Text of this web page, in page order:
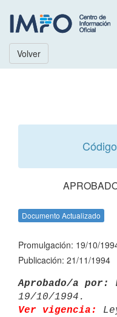
Volver
Documento Actualizado
Promulgación: 19/10/
Publicación: 21/11/1994
Aprobado/a por:
Ver vigencia: